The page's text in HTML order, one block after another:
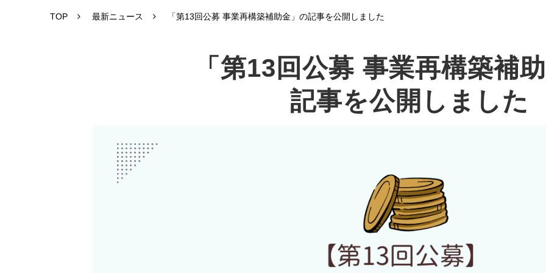
TOP 最新ニュース 「第13回公募 事業再構築補助金」の記事を公開しました
「第13回公募 事業再構築補
記事を公開しました